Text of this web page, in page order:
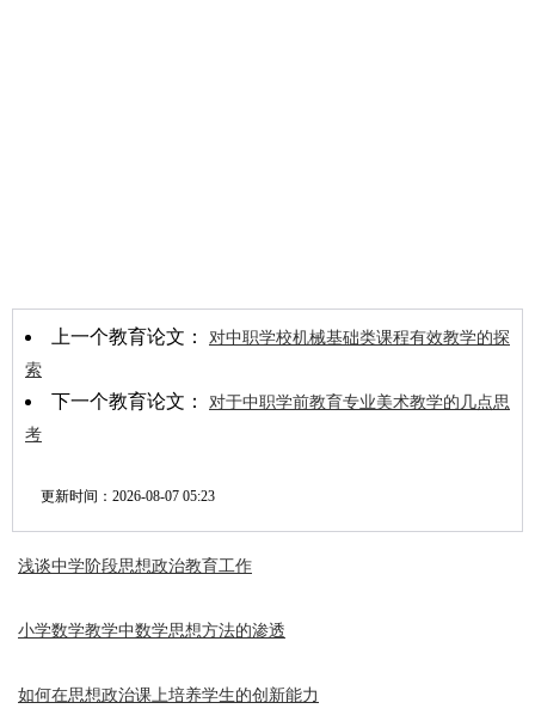
上一个教育论文： 对中职学校机械基础类课程有效教学的探
索
下一个教育论文： 对于中职学前教育专业美术教学的几点思
考
更新时间： 2026-08-07 05:23
浅谈中学阶段思想政治教育工作
小学数学教学中数学思想方法的渗透
如何在思想政治课上培养学生的创新能力